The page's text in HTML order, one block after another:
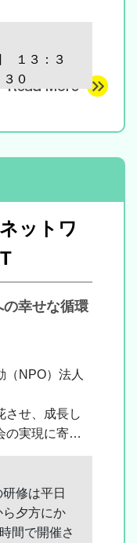
１３：３
０
ットワ
幸せな循環
（NPO）法人
させ、成長し
の実現に寄与
な先生を増や
循環を生み
減し、子ども
ています。
修は平日
夕方にか
間で開催さ